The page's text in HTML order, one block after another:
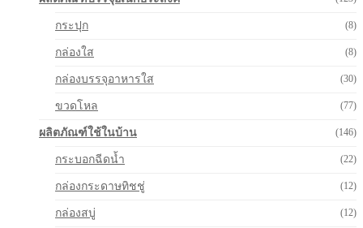
กระปุก (8)
กล่องใส (8)
กล่องบรรจุอาหารใส (30)
ขวดโหล (77)
ผลิตภัณฑ์ใช้ในบ้าน (146)
กระบอกฉีดน้ำ (22)
กล่องกระดาษทิชชู่ (12)
กล่องสบู่ (12)